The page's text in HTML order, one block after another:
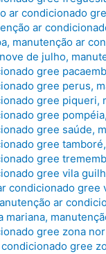
ar condicionado
ar
, manutenção ar
de julho,
gree
gree perus,
gree piqueri,
gree pompéia,
gree saúde,
gree tamboré,
gree
gree vila
condicionado gree
ar
mariana,
gree zona
gree